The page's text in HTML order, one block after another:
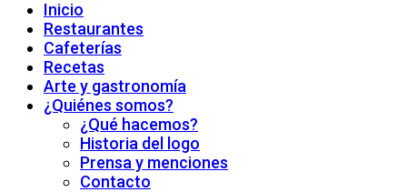
Inicio
Restaurantes
Cafeterías
Recetas
Arte y gastronomía
¿Quiénes somos?
¿Qué hacemos?
Historia del logo
Prensa y menciones
Contacto